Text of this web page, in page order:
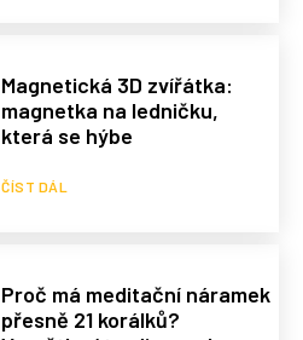
Magnetická 3D zvířátka:
magnetka na ledničku,
která se hýbe
ČÍST DÁL
Proč má meditační náramek
přesně 21 korálků?